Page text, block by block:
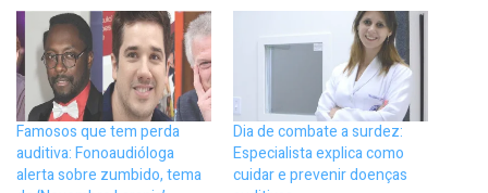
Famosos que tem perda
auditiva: Fonoaudióloga
alerta sobre zumbido, tema
Dia de combate a surdez:
Especialista explica como
cuidar e prevenir doenças